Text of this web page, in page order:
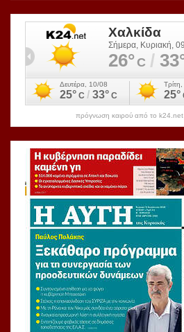
πρόγνωση καιρού από το k24.net